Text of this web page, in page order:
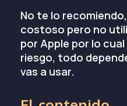
No te lo
costoso pero no
por Apple por lo
riesgo, todo
vas a usar.